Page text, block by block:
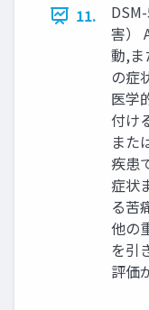
11.
害）
動,ま
の症
医学
付け
また
疾患
症状
る苦
他の
を引
評価